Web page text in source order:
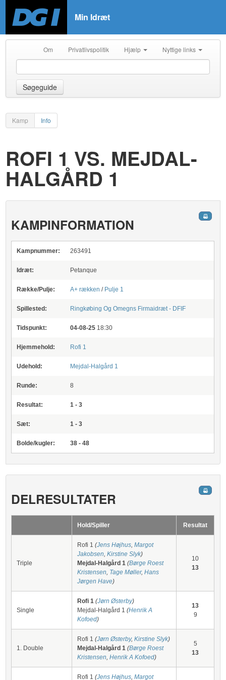
Min Idræt
Om Privatlivspolitik Hjælp Nyttige links
Søgeguide
Kamp Info
ROFI 1 VS. MEJDAL-
HALGÅRD 1
KAMPINFORMATION
Kampnummer: 263491
Idræt: Petanque
Række/Pulje: A+ rækken / Pulje 1
Spillested: Ringkøbing Og Omegns Firmaidræt - DFIF
Tidspunkt: 04-08-25 18:30
Hjemmehold: Rofi 1
Udehold: Mejdal-Halgård 1
Runde: 8
Resultat: 1 - 3
Sæt: 1 - 3
Bolde/kugler: 38 - 48
DELRESULTATER
Hold/Spiller Resultat
Triple
Rofi 1(Jens Højhus,Margot
Jakobsen,Kirstine Slyk)
Mejdal-Halgård 1(Børge Roest
Kristensen, Tage Møller,Hans
Jørgen Have)
10
13
Single
Rofi 1(Jørn Østerby)
Mejdal-Halgård 1(Henrik A
Kofoed)
13
9
1. Double
Rofi 1(Jørn Østerby,Kirstine Slyk)
Mejdal-Halgård 1(Børge Roest
Kristensen,Henrik A Kofoed)
5
13
Rofi 1(Jens Højhus,Margot